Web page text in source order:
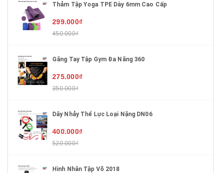
Thảm Tập Yoga TPE Dày 6mm Cao Cấp
299.000₫
450.000₫
Găng Tay Tập Gym Đa Năng 360
275.000₫
350.000₫
Dây Nhảy Thể Lực Loại Nặng DN06
400.000₫
520.000₫
Hình Nhân Tập Võ 2018